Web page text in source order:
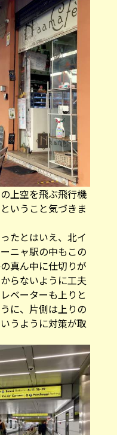
上空を飛ぶ飛行機
いうこと気づきま
たとはいえ、北イ
ニャ駅の中もこの
真ん中に仕切りが
らないように工夫
ベーターも上りと
に、片側は上りの
うように対策が取